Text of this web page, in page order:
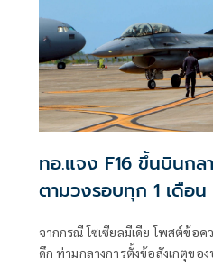
ทอ.แจง F16 ขึ้นบินกล
ตามวงรอบทุก 1 เดือน
จากกรณี โซเซียลมีเดีย โพสต์ข้อ
ดึก ท่ามกลางการตั้งข้อสังเกตุข